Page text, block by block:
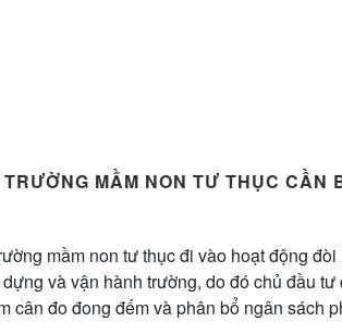
MẦM NON TƯ THỤC CẦN
mầm non tư thục đi vào hoạt động
và vận hành trường, do đó chủ đầu
cân đo đong đếm và phân bổ ngân sách